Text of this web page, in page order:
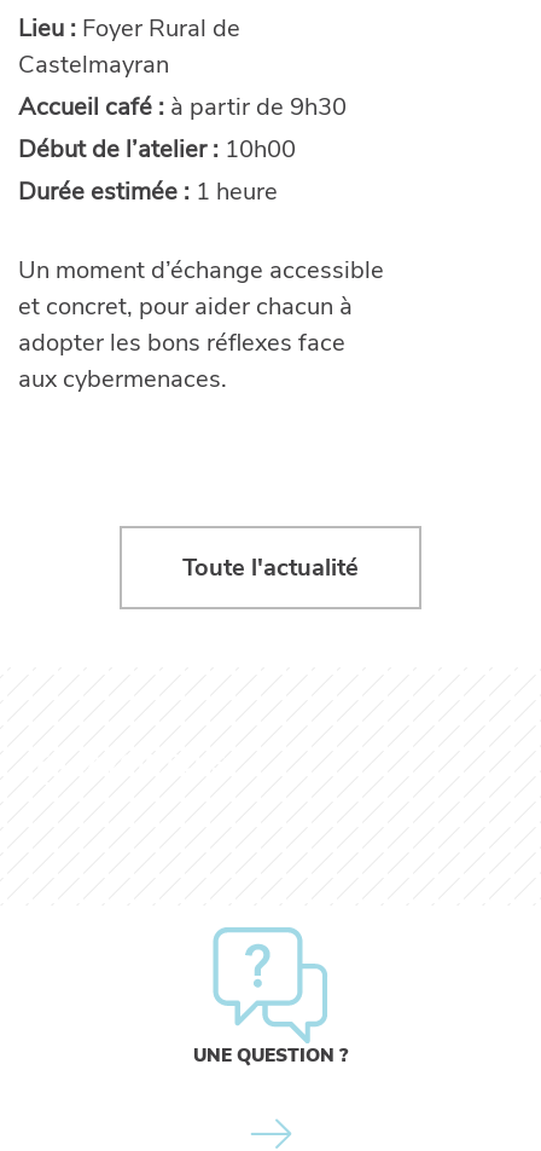
Lieu : Foyer Rural de
Castelmayran
Accueil café : à partir de 9h30
Début de l’atelier : 10h00
Durée estimée : 1 heure
Un moment d’échange accessible
et concret, pour aider chacun à
adopter les bons réflexes face
aux cybermenaces.
Toute l'actualité
UNE QUESTION ?